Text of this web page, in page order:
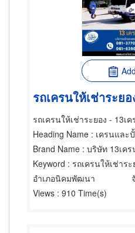
รถเครนให้เช่าระยอ
รถเครนให้เช่าระยอง - 13เ
Heading Name : เครนและปั้นจั่น,บริการ
Brand Name : บริษัท 13เค
Keyword : รถเครนให้เช่าระ
อำเภอนิคมพัฒนา
Views : 910 Time(s)